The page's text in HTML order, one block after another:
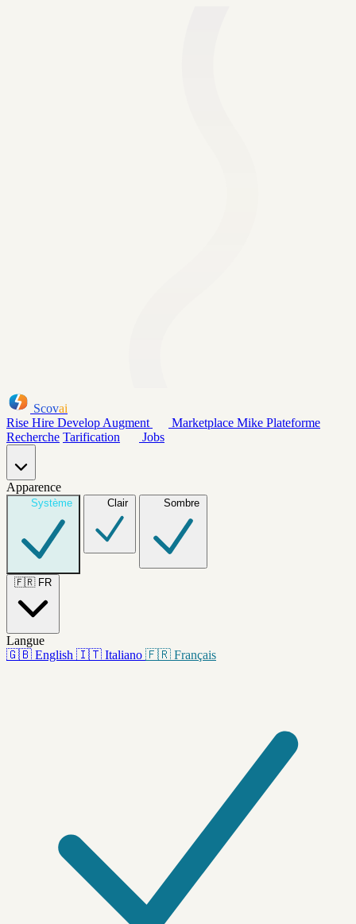
Scovai
Rise Hire Develop Augment Marketplace Mike Plateforme
Recherche Tarification Jobs
Apparence
Système Clair Sombre
🇫🇷 FR
Langue
🇬🇧 English 🇮🇹 Italiano 🇫🇷 Français